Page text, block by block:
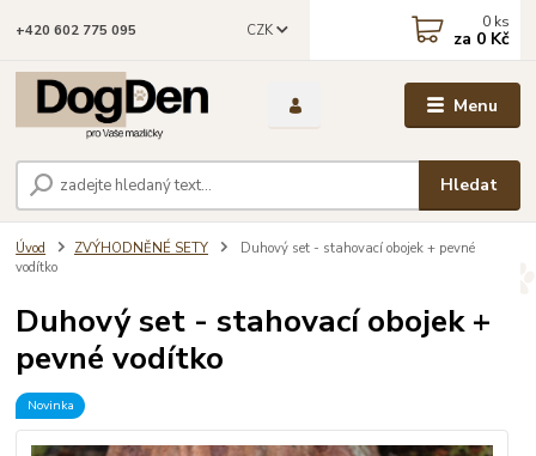
Menu
CZK
Hledat
+420 602 775 095 0 ks
za 0 Kč
Úvod ZVÝHODNĚNÉ SETY
Duhový set - stahovací obojek + pevné
vodítko
Duhový set - stahovací obojek +
pevné vodítko
Novinka